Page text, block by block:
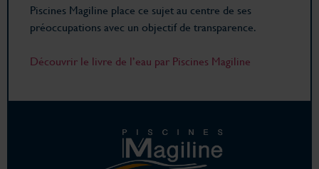
Piscines Magiline place ce sujet au centre de ses
préoccupations avec un objectif de transparence.
Découvrir le livre de l’eau par Piscines Magiline